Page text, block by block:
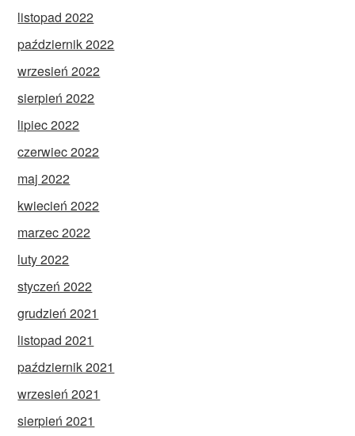
listopad 2022
październik 2022
wrzesień 2022
sierpień 2022
lipiec 2022
czerwiec 2022
maj 2022
kwiecień 2022
marzec 2022
luty 2022
styczeń 2022
grudzień 2021
listopad 2021
październik 2021
wrzesień 2021
sierpień 2021